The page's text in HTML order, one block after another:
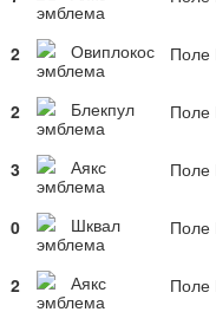
2 Овиплокос
Поле
2 Блекпул
Поле
3 Аякс
Поле
0 Шквал
Поле
2 Аякс
Поле